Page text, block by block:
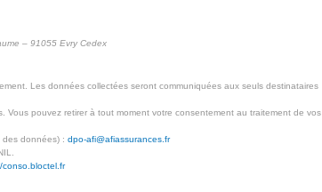
– 91055 Evry Cedex
Les données collectées seront communiquées aux seuls destinataires
pouvez retirer à tout moment votre consentement au traitement de vos
données) : dpo-afi@afiassurances.fr
conso.bloctel.fr